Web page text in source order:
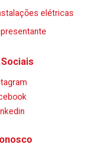
elétricas